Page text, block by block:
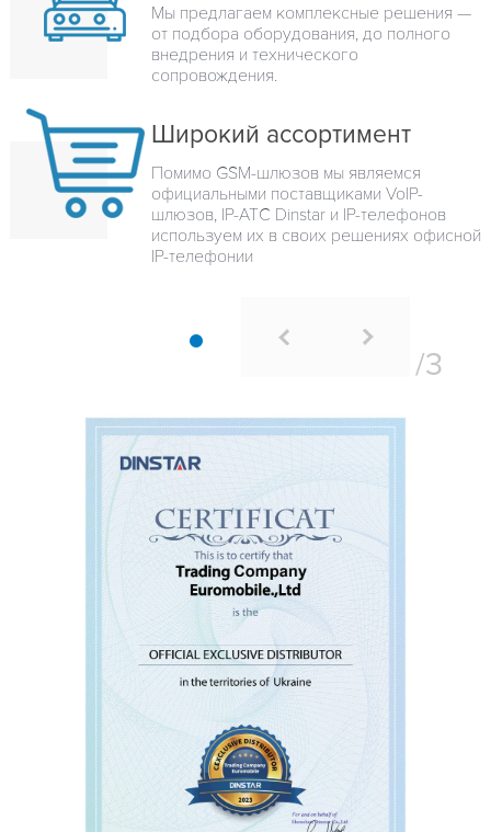
Мы предлагаем комплексные решения —
от подбора оборудования, до полного
внедрения и технического
сопровождения.
Широкий ассортимент
Помимо GSM-шлюзов мы являемся
официальными поставщиками VoIP-
шлюзов, IP-ATC Dinstar и IP-телефонов
используем их в своих решениях офисной
IP-телефонии